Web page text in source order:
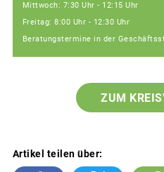
Mittwoch: 7:30 Uhr - 12:15 Uhr
Freitag: 8:00 Uhr - 12:30 Uhr
Beratungstermine in der
ZUM
Artikel teilen über: